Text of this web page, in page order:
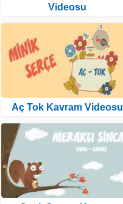
Videosu
Aç Tok Kavram Videosu